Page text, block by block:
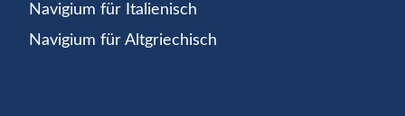
Navigium für Italienisch
Navigium für Altgriechisch